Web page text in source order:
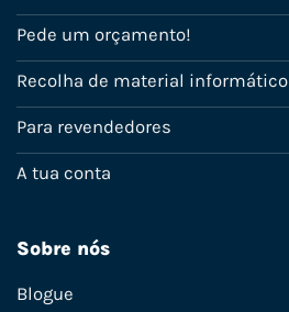
Pede um orçamento!
Recolha de material informático
Para revendedores
A tua conta
Sobre nós
Blogue